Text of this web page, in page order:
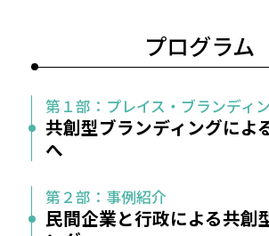
プログラム
第１部：プレイス・ブランディ
共創型ブランディングによ
へ
第２部：事例紹介
民間企業と行政による共創